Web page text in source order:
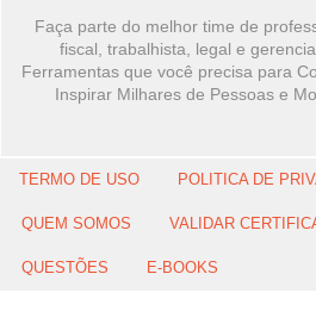
Faça parte do melhor time de
fiscal, trabalhista, legal e
Ferramentas que você precisa para
Inspirar Milhares de Pessoas e
TERMO DE USO POLITICA DE
QUEM SOMOS VALIDAR
QUESTÕES E-BOOKS